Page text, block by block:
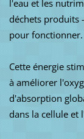
l'eau et les
déchets produits
pour fonctionner.
Cette énergie
à améliorer
d'absorption
dans la cellule et